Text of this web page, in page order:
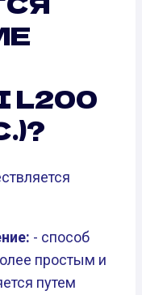
L200
- способ
простым и
путем